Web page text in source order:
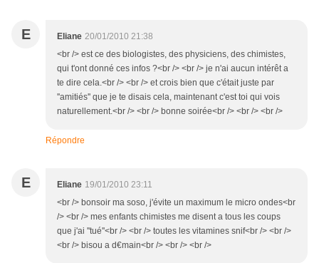
E Eliane 20/01/2010 21:38
<br /> est ce des biologistes, des physiciens, des chimistes,
qui t'ont donné ces infos ?<br /> <br /> je n'ai aucun intérêt a
te dire cela.<br /> <br /> et crois bien que c'était juste par
''amitiés'' que je te disais cela, maintenant c'est toi qui vois
naturellement.<br /> <br /> bonne soirée<br /> <br /> <br />
Répondre
E Eliane 19/01/2010 23:11
<br /> bonsoir ma soso, j'évite un maximum le micro ondes<br
/> <br /> mes enfants chimistes me disent a tous les coups
que j'ai ''tué''<br /> <br /> toutes les vitamines snif<br /> <br />
<br /> bisou a d€main<br /> <br /> <br />